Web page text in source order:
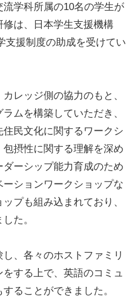
学科所属の10名の学生が
は、日本学生支援機構
支援制度の助成を受けてい
レッジ側の協力のもと、
ムを構築していただき、
民文化に関するワークシ
摂性に関する理解を深め
ーシップ能力育成のため
ションワークショップな
プも組み込まれており、
た。
、各々のホストファミリ
する上で、英語のコミュ
ることができました。